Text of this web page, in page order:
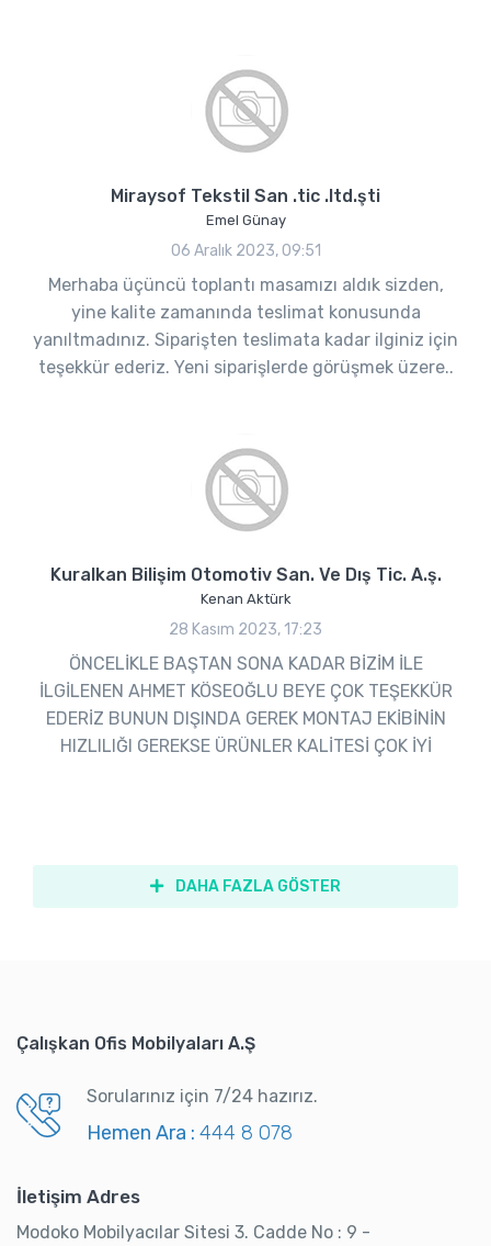
Miraysof Tekstil San .tic .ltd.şti
Emel Günay
06 Aralık 2023, 09:51
Merhaba üçüncü toplantı masamızı aldık sizden,
yine kalite zamanında teslimat konusunda
yanıltmadınız. Siparişten teslimata kadar ilginiz için
teşekkür ederiz. Yeni siparişlerde görüşmek üzere..
Kuralkan Bilişim Otomotiv San. Ve Dış Tic. A.ş.
Kenan Aktürk
28 Kasım 2023, 17:23
ÖNCELİKLE BAŞTAN SONA KADAR BİZİM İLE
İLGİLENEN AHMET KÖSEOĞLU BEYE ÇOK TEŞEKKÜR
EDERİZ BUNUN DIŞINDA GEREK MONTAJ EKİBİNİN
HIZLILIĞI GEREKSE ÜRÜNLER KALİTESİ ÇOK İYİ
DAHA FAZLA GÖSTER
Çalışkan Ofis Mobilyaları A.Ş
Sorularınız için 7/24 hazırız.
Hemen Ara : 444 8 078
İletişim Adres
Modoko Mobilyacılar Sitesi 3. Cadde No : 9 -